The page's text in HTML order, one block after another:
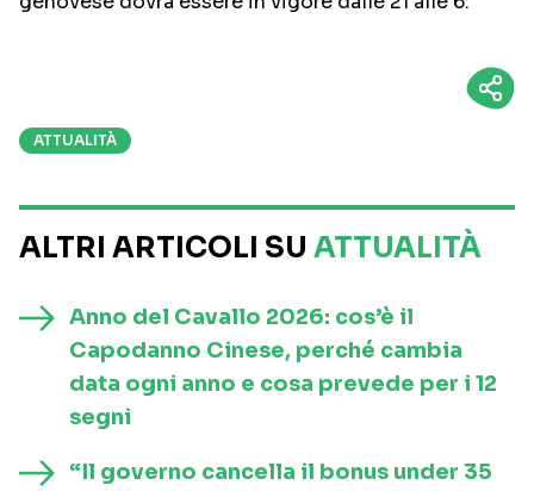
ATTUALITÀ
ALTRI ARTICOLI SU ATTUALITÀ
Anno del Cavallo 2026: cos’è il
Capodanno Cinese, perché cambia
data ogni anno e cosa prevede per i 12
segni
“Il governo cancella il bonus under 35